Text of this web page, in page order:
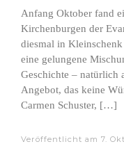
Anfang Oktober fand
Kirchenburgen der
diesmal in
eine gelungene
Geschichte – natürlich
Angebot, das keine
Carmen Schuster, […]
Veröffentlicht am 7.